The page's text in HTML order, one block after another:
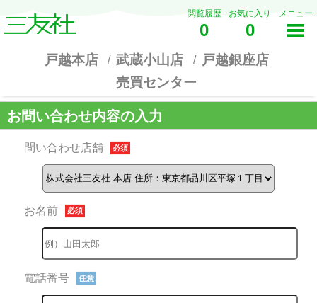
閲覧履歴
0
お気に入り
0
メニュー
戸越本店 武蔵小山店
戸越銀座店
売買センター
お問い合わせ内容の入力
問い合わせ店舗 必須
お名前 必須
電話番号 任意